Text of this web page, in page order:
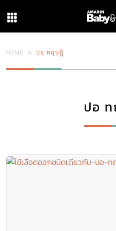
HOME ปอ ทฤษฎี
ปอ